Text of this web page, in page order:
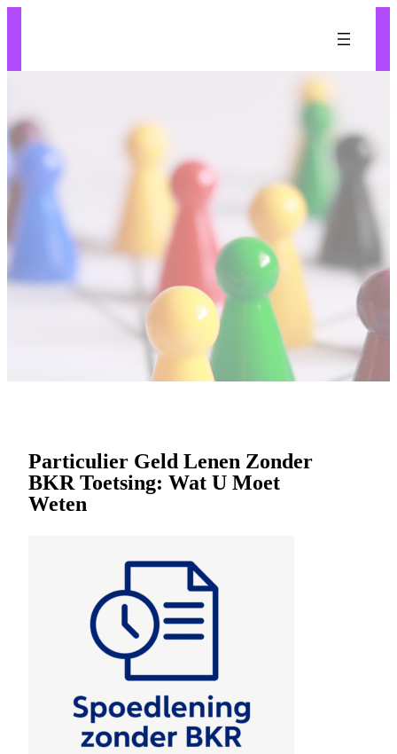
Particulier Geld Lenen Zonder
BKR Toetsing: Wat U Moet
Weten